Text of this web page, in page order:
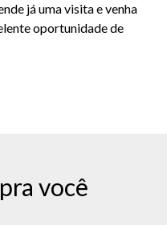
já uma visita e venha
oportunidade de
você